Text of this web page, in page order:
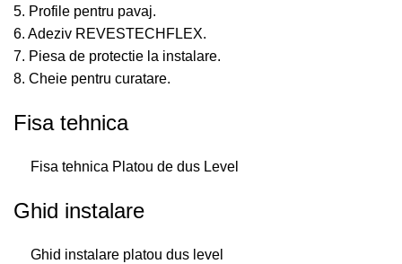
5. Profile pentru pavaj.
6. Adeziv REVESTECHFLEX.
7. Piesa de protectie la instalare.
8. Cheie pentru curatare.
Fisa tehnica
Fisa tehnica Platou de dus Level
Ghid instalare
Ghid instalare platou dus level